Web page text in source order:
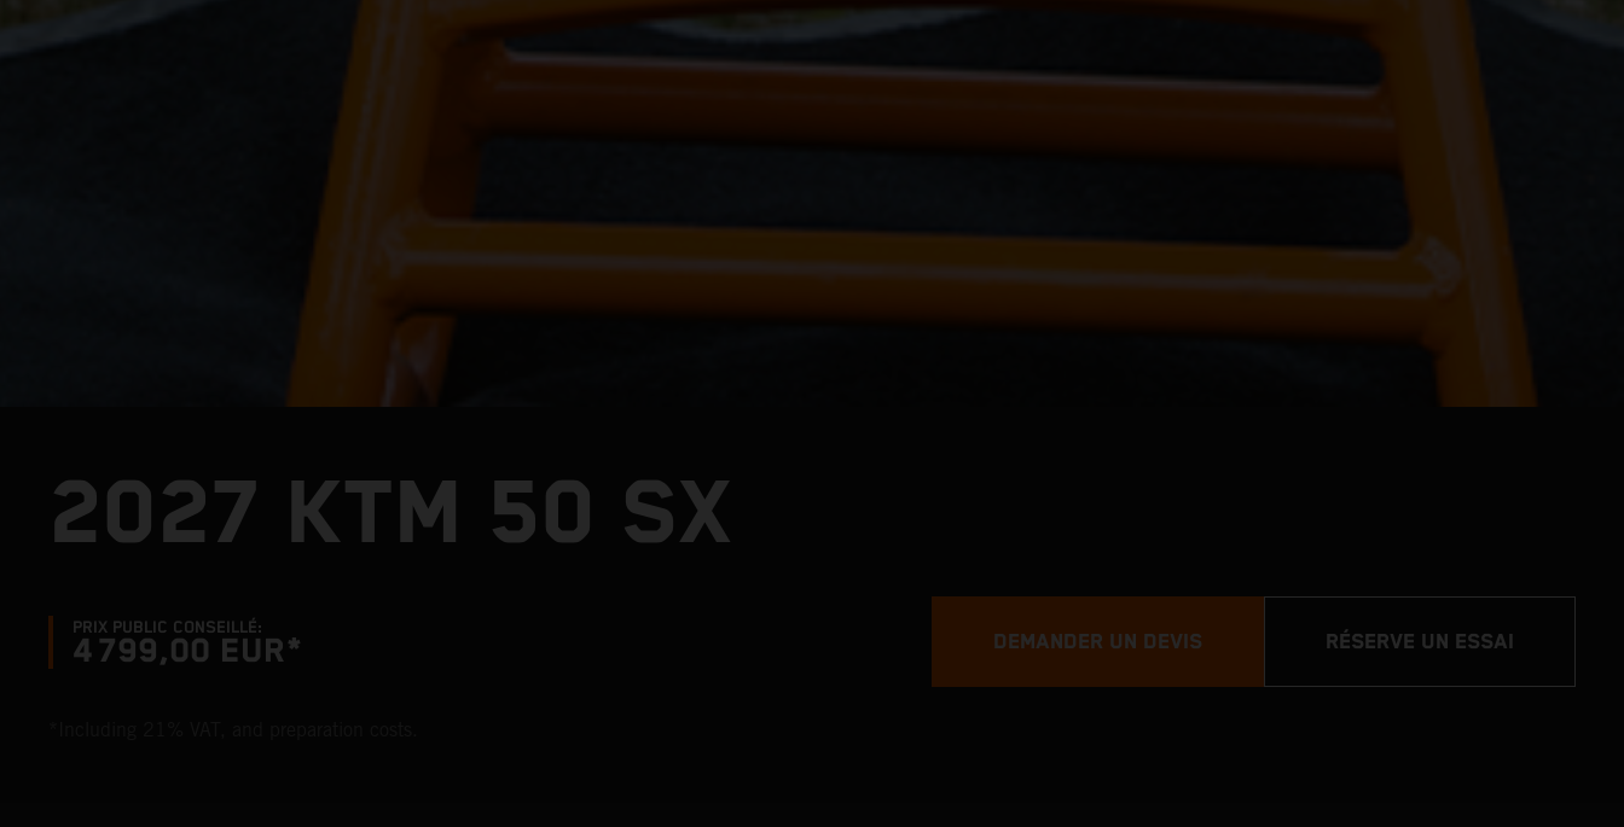
2027 KTM 50 SX
PRIX PUBLIC CONSEILLÉ:
4 799,00 EUR* DEMANDER UN DEVIS RÉSERVE UN ESSAI